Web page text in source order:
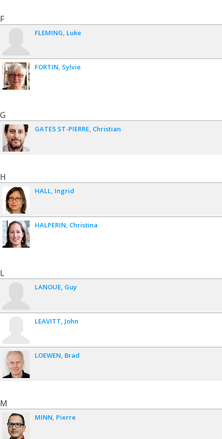
F
FLEMING Luke
FORTIN Sylvie
G
GATES ST-PIERRE Christian
H
HALL Ingrid
HALPERIN Christina
L
LANOUE Guy
LEAVITT John
LOEWEN Brad
M
MINN Pierre